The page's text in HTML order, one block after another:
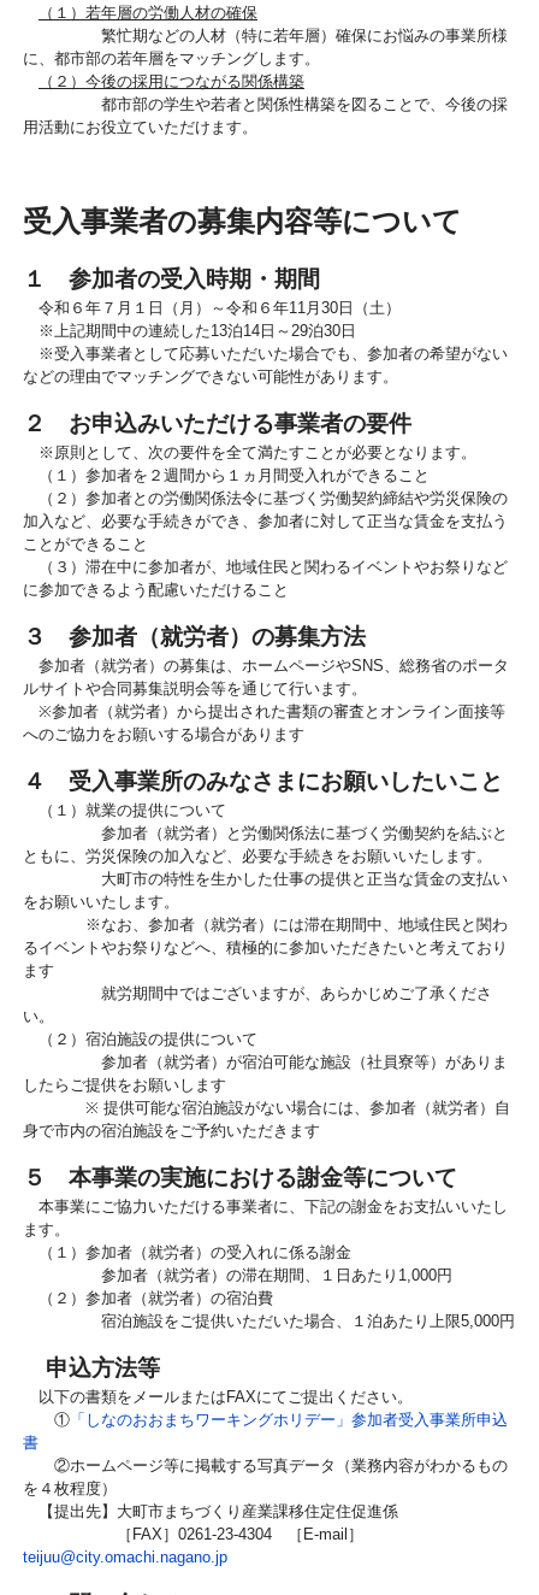
（１）若年層の労働人材の確保
繁忙期などの人材（特に若年層）確保にお悩みの事業所様
に、都市部の若年層をマッチングします。
（２）今後の採用につながる関係構築
都市部の学生や若者と関係性構築を図ることで、今後の採
用活動にお役立ていただけます。
受入事業者の募集内容等について
１ 参加者の受入時期・期間
令和６年７月１日（月）～令和６年11月30日（土）
※上記期間中の連続した13泊14日～29泊30日
※受入事業者として応募いただいた場合でも、参加者の希望がない
などの理由でマッチングできない可能性があります。
２ お申込みいただける事業者の要件
※原則として、次の要件を全て満たすことが必要となります。
（１） 参加者を２週間から１ヵ月間受入れができること
（２）参加者との労働関係法令に基づく労働契約締結や労災保険の
加入など、必要な手続きができ、参加者に対して正当な賃金を支払う
ことができること
（３）滞在中に参加者が、地域住民と関わるイベントやお祭りなど
に参加できるよう配慮いただけること
３ 参加者（就労者）の募集方法
参加者（就労者）の募集は、ホームページやSNS、総務省のポータ
ルサイトや合同募集説明会等を通じて行います。
※参加者（就労者） から提出された書類の審査とオンライン面接等
へのご協力をお願いする場合があります
４ 受入事業所のみなさまにお願いしたいこと
（１）就業の提供について
参加者（就労者）
と労働関係法に基づく労働契約を結ぶと
ともに、労災保険の加入など、必要な手続きをお願いいたします。
大町市の特性を生かした仕事の提供と正当な賃金の支払い
をお願いいたします。
※なお、 参加者（就労者） には滞在期間中、地域住民と関わ
るイベントやお祭りなどへ、積極的に参加いただきたいと考えており
ます
就労期間中ではございますが、あらかじめご了承くださ
い。
（２）宿泊施設の提供について
参加者（就労者） が宿泊可能な施設（社員寮等）がありま
したらご提供をお願いします
※ 提供可能な宿泊施設がない場合には、参加者（就労者）自
身で市内の宿泊施設をご予約いただきます
５ 本事業の実施における謝金等について
本事業にご協力いただける事業者に、下記の謝金をお支払いいたし
ます。
（１） 参加者（就労者） の受入れに係る謝金
参加者（就労者） の滞在期間、１日あたり1,000円
（２） 参加者（就労者） の宿泊費
宿泊施設をご提供いただいた場合、１泊あたり上限5,000円
申込方法等
以下の書類をメールまたはFAXにてご提出ください。
① 「しなのおおまちワーキングホリデー」参加者受入事業所申込
書
②ホームページ等に掲載する写真データ（業務内容がわかるもの
を４枚程度）
【提出先】大町市まちづくり産業課移住定住促進係
［FAX］0261-23-4304 ［E-mail］
teijuu@city.omachi.nagano.jp